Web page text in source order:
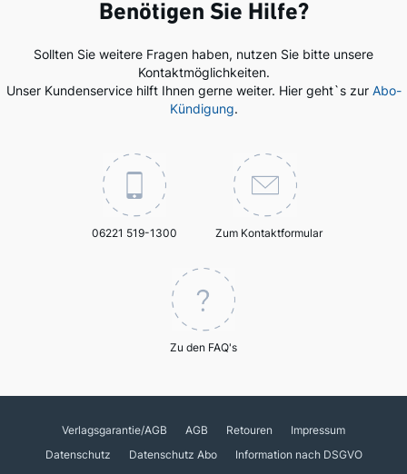
Benötigen Sie Hilfe?
Sollten Sie weitere Fragen haben, nutzen Sie bitte unsere
Kontaktmöglichkeiten.
Unser Kundenservice hilft Ihnen gerne weiter. Hier geht`s zur Abo-
Kündigung.
06221 519-1300 Zum Kontaktformular
Zu den FAQ's
Verlagsgarantie/AGB AGB Retouren
Impressum
Datenschutz
Datenschutz Abo
Information nach DSGVO